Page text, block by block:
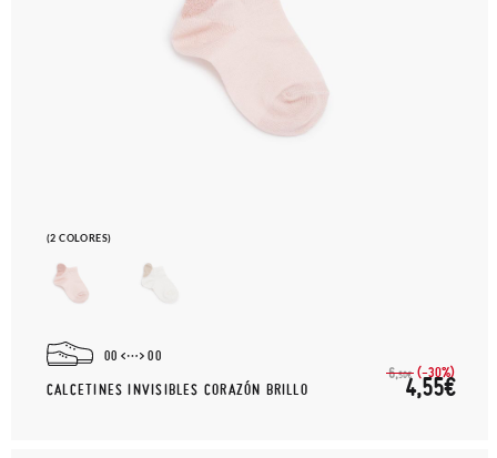
(2 COLORES)
00 00
CALCETINES INVISIBLES CORAZÓN BRILLO
6,50€ (-30%)
4,55€